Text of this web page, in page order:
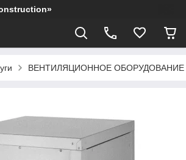
ВЕНТИЛЯЦИОННОЕ ОБОРУДОВАНИЕ